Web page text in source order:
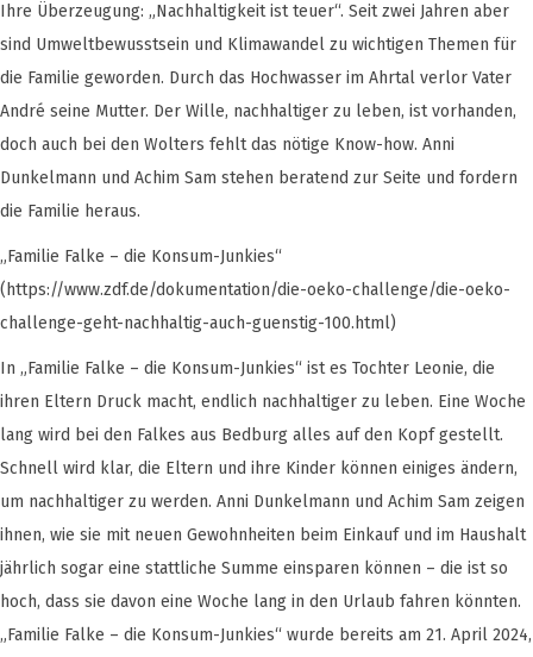
Ihre Überzeugung: „Nachhaltigkeit ist teuer“. Seit zwei Jahren aber
sind Umweltbewusstsein und Klimawandel zu wichtigen Themen für
die Familie geworden. Durch das Hochwasser im Ahrtal verlor Vater
André seine Mutter. Der Wille, nachhaltiger zu leben, ist vorhanden,
doch auch bei den Wolters fehlt das nötige Know-how. Anni
Dunkelmann und Achim Sam stehen beratend zur Seite und fordern
die Familie heraus.
„Familie Falke – die Konsum-Junkies“
(https://www.zdf.de/dokumentation/die-oeko-challenge/die-oeko-
challenge-geht-nachhaltig-auch-guenstig-100.html)
In „Familie Falke – die Konsum-Junkies“ ist es Tochter Leonie, die
ihren Eltern Druck macht, endlich nachhaltiger zu leben. Eine Woche
lang wird bei den Falkes aus Bedburg alles auf den Kopf gestellt.
Schnell wird klar, die Eltern und ihre Kinder können einiges ändern,
um nachhaltiger zu werden. Anni Dunkelmann und Achim Sam zeigen
ihnen, wie sie mit neuen Gewohnheiten beim Einkauf und im Haushalt
jährlich sogar eine stattliche Summe einsparen können – die ist so
hoch, dass sie davon eine Woche lang in den Urlaub fahren könnten.
„Familie Falke – die Konsum-Junkies“ wurde bereits am 21. April 2024,